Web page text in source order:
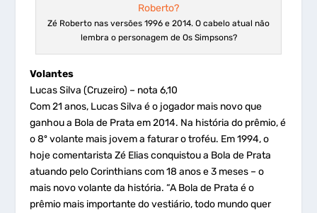
Zé Roberto nas versões 1996 e 2014. O cabelo atual não
lembra o personagem de Os Simpsons?
Volantes
Lucas Silva (Cruzeiro) – nota 6,10
Com 21 anos, Lucas Silva é o jogador mais novo que
ganhou a Bola de Prata em 2014. Na história do prêmio, é
o 8º volante mais jovem a faturar o troféu. Em 1994, o
hoje comentarista Zé Elias conquistou a Bola de Prata
atuando pelo Corinthians com 18 anos e 3 meses – o
mais novo volante da história. “A Bola de Prata é o
prêmio mais importante do vestiário, todo mundo quer